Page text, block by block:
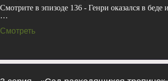
Смотрите в эпизоде 136 - Генри оказался в
…
Смотреть